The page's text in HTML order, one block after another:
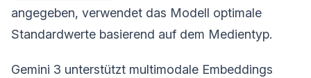
angegeben, verwendet das Modell optimale
Standardwerte basierend auf dem Medientyp.
Gemini 3 unterstützt multimodale Embeddings